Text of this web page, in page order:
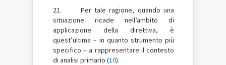
21. Per tale ragione, quando una
situazione ricade nell’ambito di
applicazione della direttiva, è
quest’ultima – in quanto strumento più
specifico – a rappresentare il contesto
di analisi primario (10).